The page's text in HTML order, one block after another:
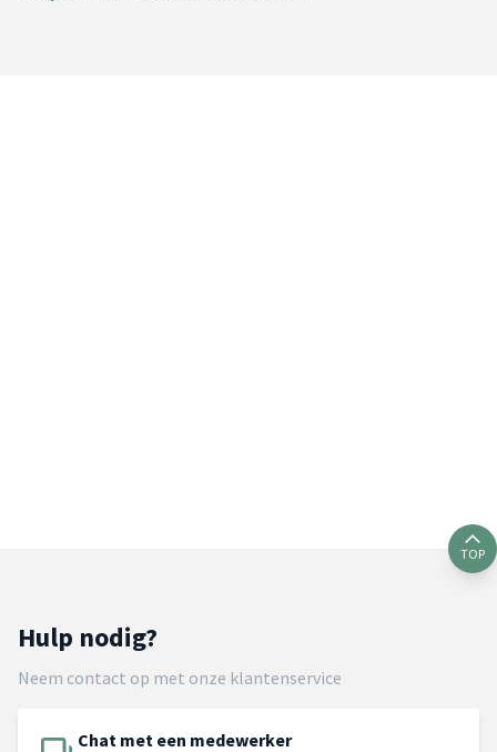
TOP
Hulp nodig?
Neem contact op met onze klantenservice
Chat met een medewerker